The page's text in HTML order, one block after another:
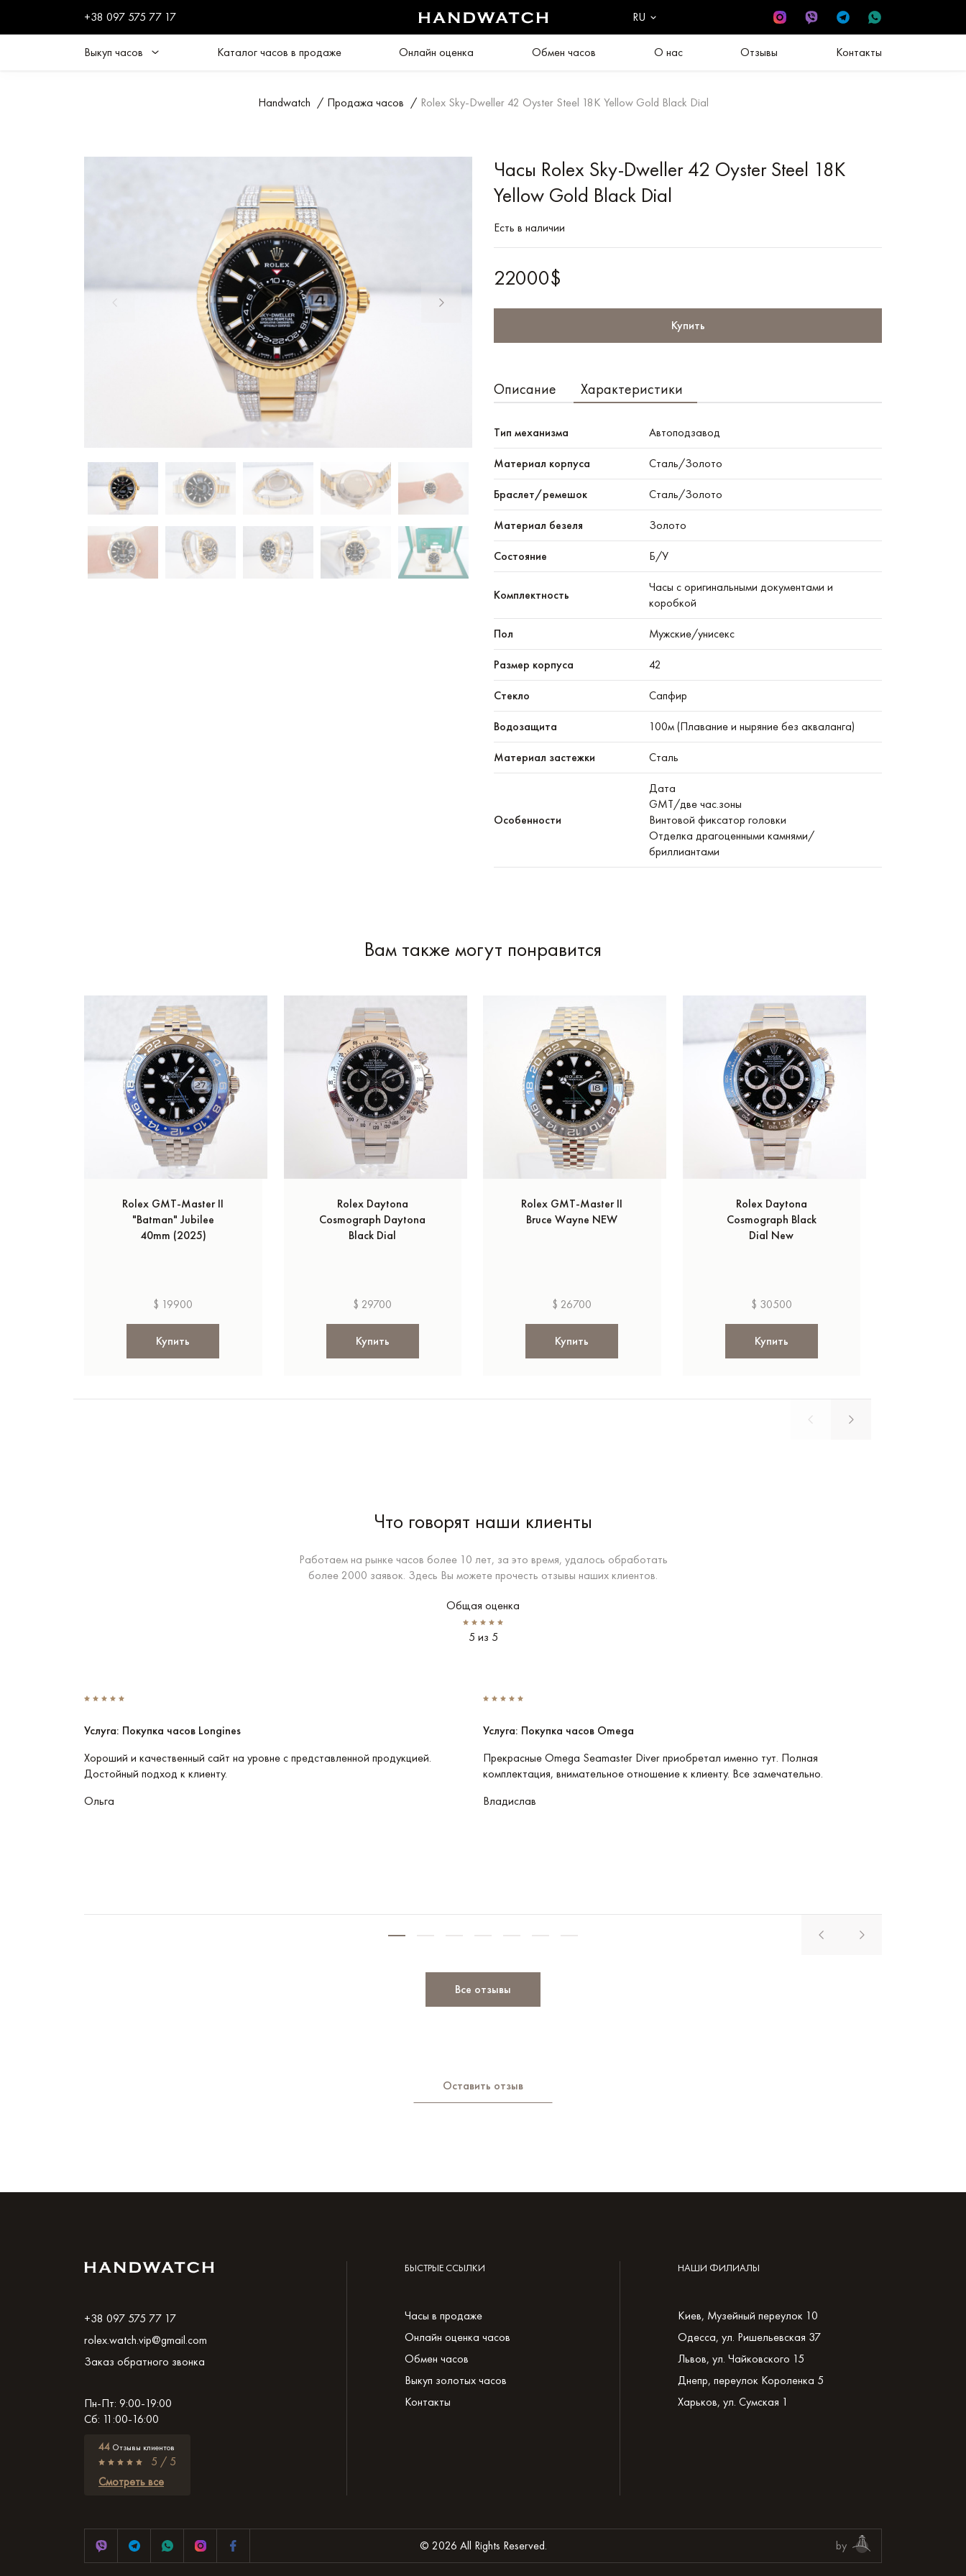
+38 097 575 77 17 RU
Выкуп часов Каталог часов в продаже Онлайн оценка Обмен часов О нас Отзывы Контакты
Handwatch / Продажа часов / Rolex Sky-Dweller 42 Oyster Steel 18K Yellow Gold Black Dial
Часы Rolex Sky-Dweller 42 Oyster Steel 18K
Yellow Gold Black Dial
Есть в наличии
22000$
Купить
Описание Характеристики
Тип механизма Автоподзавод
Материал корпуса Сталь/Золото
Браслет/ремешок Сталь/Золото
Материал безеля Золото
Состояние Б/У
Комплектность
Часы с оригинальными документами и
коробкой
Пол Мужские/унисекс
Размер корпуса 42
Стекло Сапфир
Водозащита 100м (Плавание и ныряние без акваланга)
Материал застежки Сталь
Особенности
Дата
GMT/две час.зоны
Винтовой фиксатор головки
Отделка драгоценными камнями/
бриллиантами
Вам также могут понравится
Rolex GMT-Master II
"Batman" Jubilee
40mm (2025)
$ 19900
Купить
Rolex Daytona
Cosmograph Daytona
Black Dial
$ 29700
Купить
Rolex GMT-Master II
Bruce Wayne NEW
$ 26700
Купить
Rolex Daytona
Cosmograph Black
Dial New
$ 30500
Купить
Что говорят наши клиенты
Работаем на рынке часов более 10 лет, за это время, удалось обработать
более 2000 заявок. Здесь Вы можете прочесть отзывы наших клиентов.
Общая оценка
5 из 5
Услуга: Покупка часов Longines
Хороший и качественный сайт на уровне с представленной продукцией.
Достойный подход к клиенту.
Ольга
Услуга: Покупка часов Omega
Прекрасные Omega Seamaster Diver приобретал именно тут. Полная
комплектация, внимательное отношение к клиенту. Все замечательно.
Владислав
Все отзывы
Оставить отзыв
+38 097 575 77 17
rolex.watch.vip@gmail.com
Заказ обратного звонка
Пн-Пт: 9:00-19:00
Сб: 11:00-16:00
44 Отзывы клиентов
5 / 5
Смотреть все
БЫСТРЫЕ ССЫЛКИ
Часы в продаже
Онлайн оценка часов
Обмен часов
Выкуп золотых часов
Контакты
НАШИ ФИЛИАЛЫ
Киев, Музейный переулок 10
Одесса, ул. Ришельевская 37
Львов, ул. Чайковского 15
Днепр, переулок Короленка 5
Харьков, ул. Сумская 1
© 2026 All Rights Reserved. by